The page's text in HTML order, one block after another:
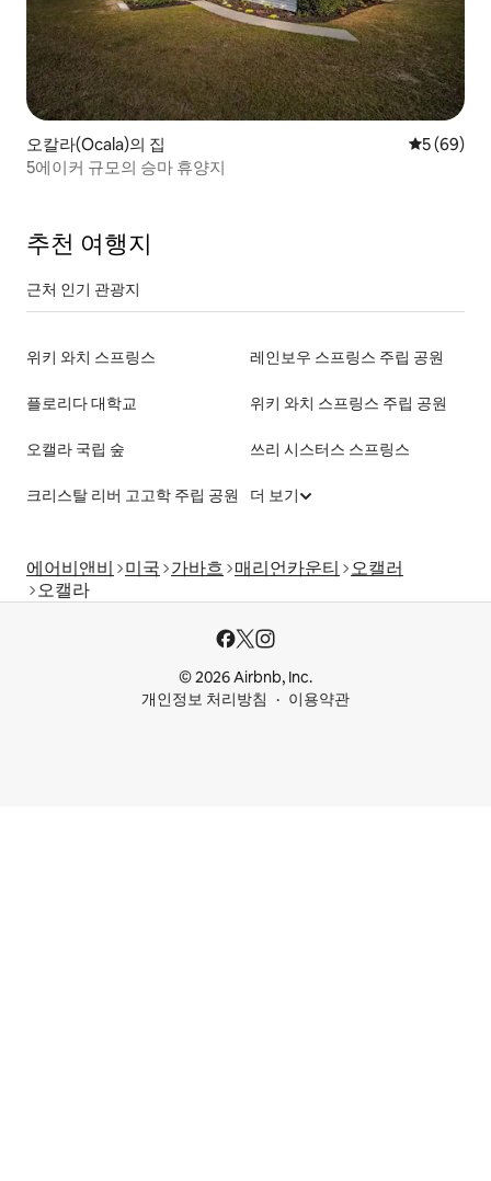
오칼라(Ocala)의 집 평점 5점(5
5 (69)
5에이커 규모의 승마 휴양지
추천 여행지
근처 인기 관광지
위키 와치 스프링스 레인보우 스프링스 주립 공원
플로리다 대학교 위키 와치 스프링스 주립 공원
오캘라 국립 숲 쓰리 시스터스 스프링스
크리스탈 리버 고고학 주립 공원 더 보기
에어비앤비 미국 가바흐 매리언카운티
오캘러
오캘라
© 2026 Airbnb, Inc.
개인정보 처리방침
이용약관